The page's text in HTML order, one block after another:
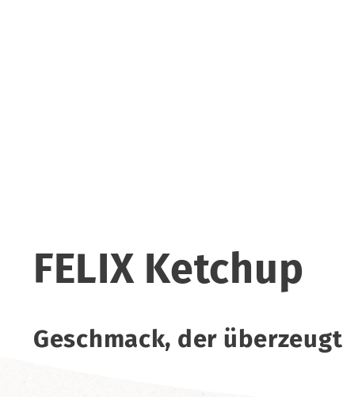
FELIX Ketchup
Geschmack, der überzeugt